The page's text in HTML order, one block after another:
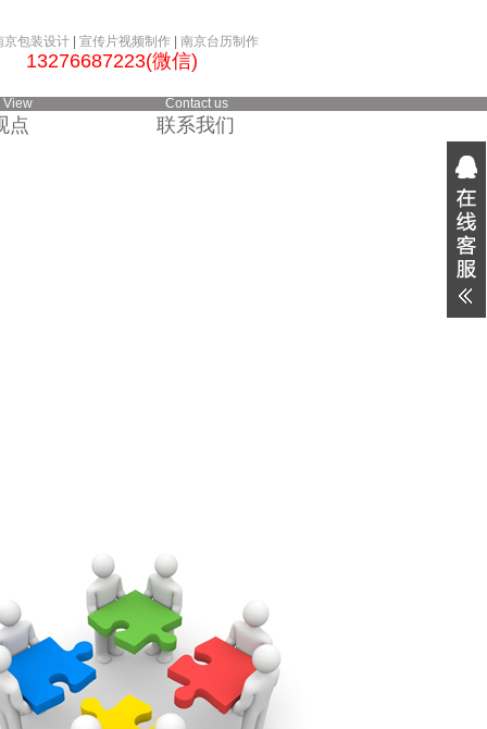
京包装设计| 宣传片视频制作 南京台历制作
13276687223(微信)
View
点
Contact us
联系我们